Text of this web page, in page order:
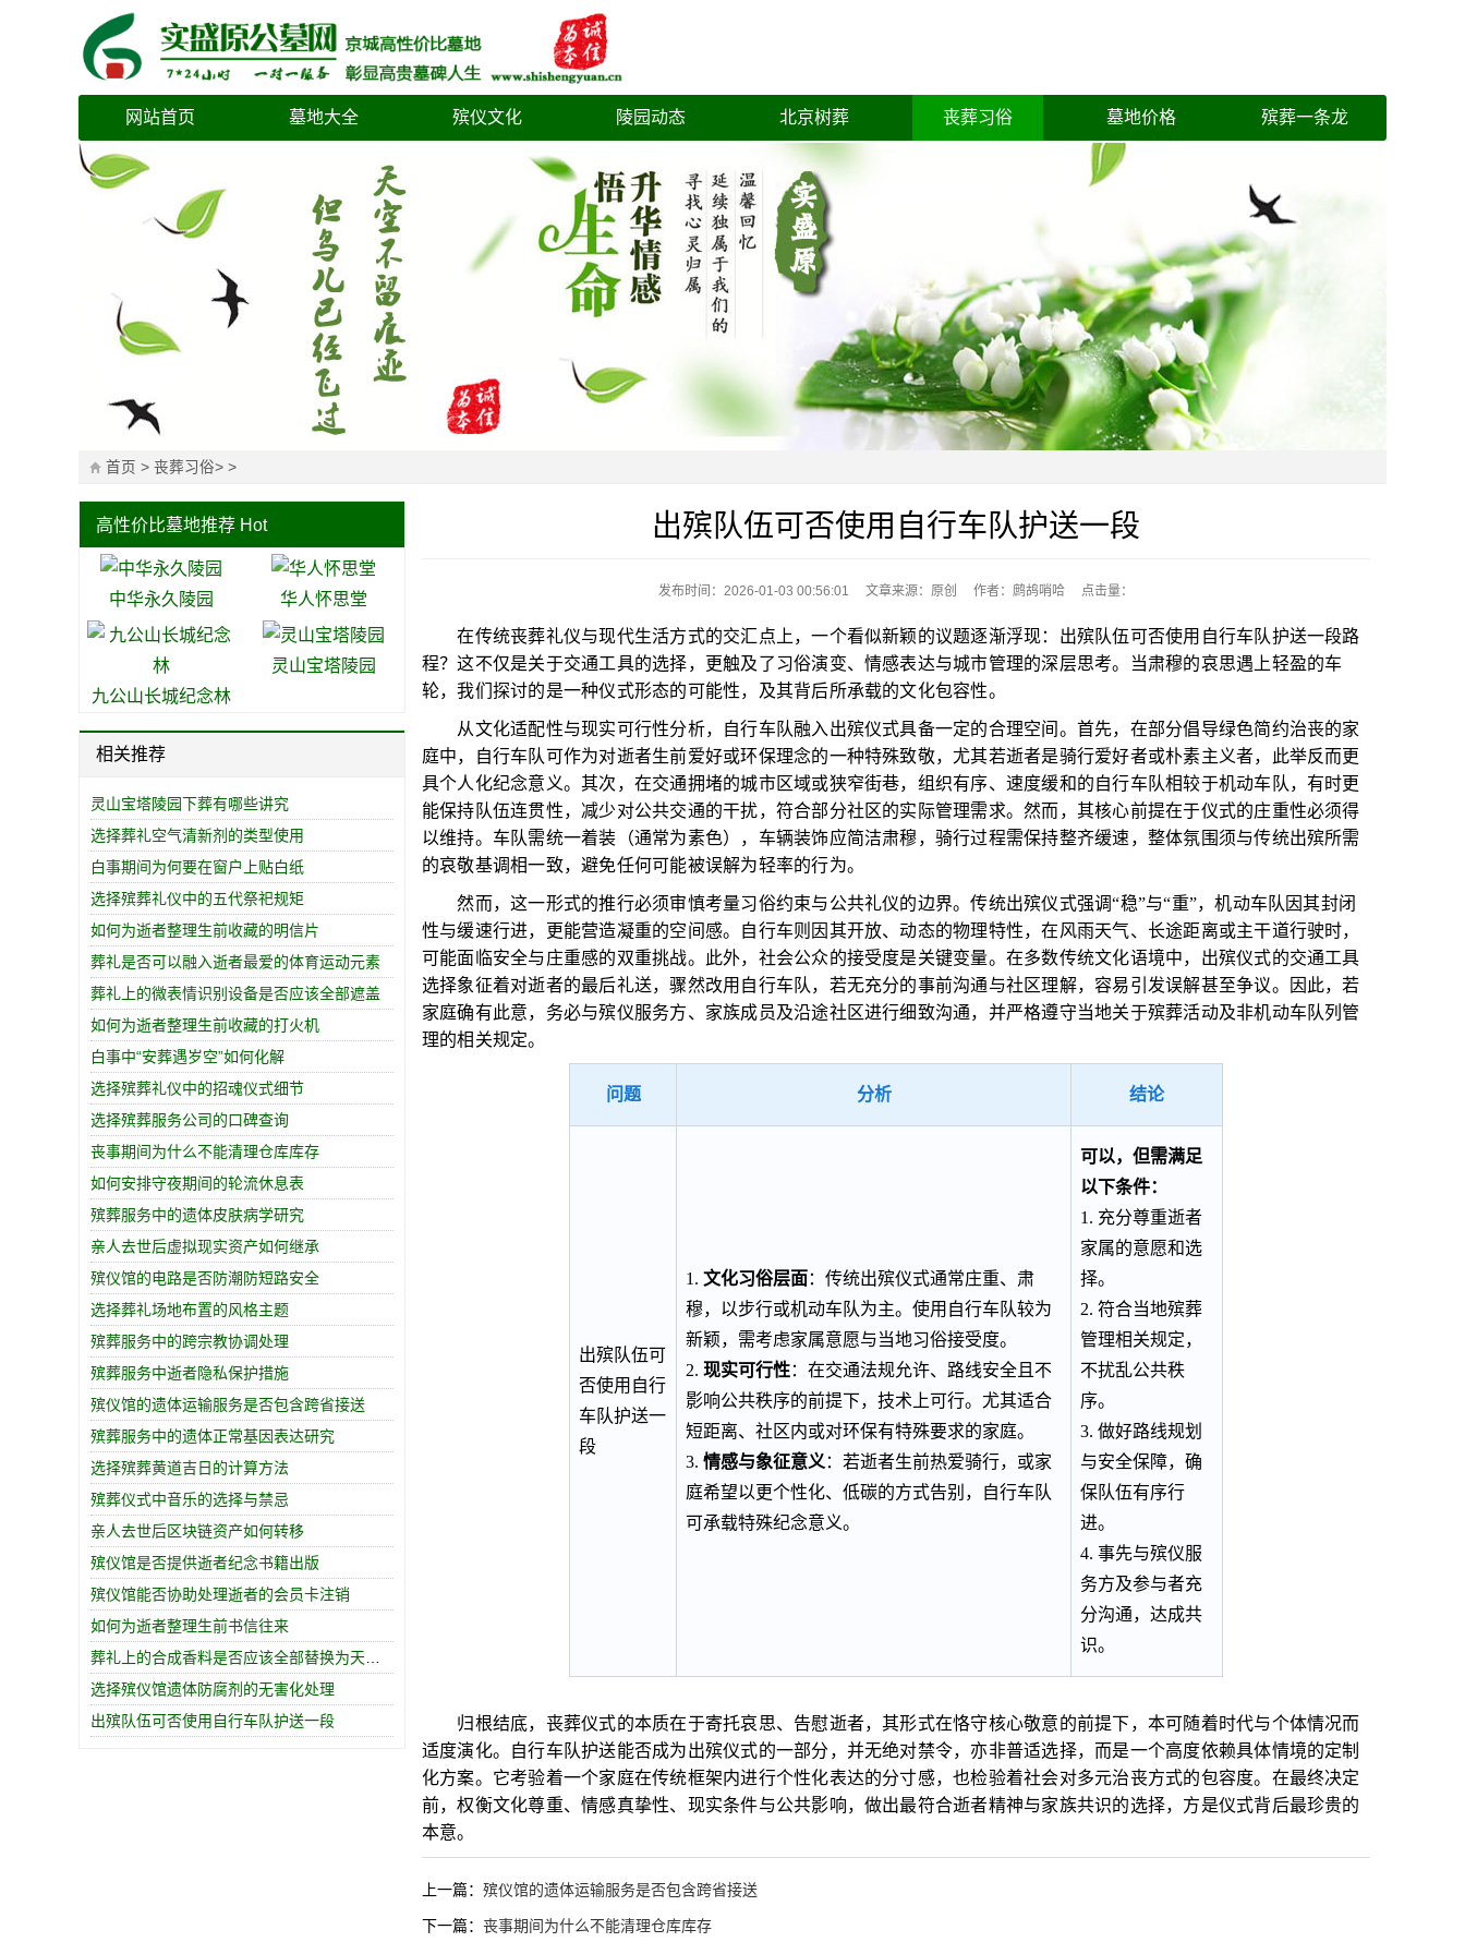
网站首页 墓地大全 殡仪文化 陵园动态 北京树葬 丧葬习俗 墓地价格 殡葬一条龙
首页 > 丧葬习俗> >
高性价比墓地推荐 Hot
中华永久陵园 华人怀思堂
九公山长城纪念林
灵山宝塔陵园
相关推荐
灵山宝塔陵园下葬有哪些讲究
选择葬礼空气清新剂的类型使用
白事期间为何要在窗户上贴白纸
选择殡葬礼仪中的五代祭祀规矩
如何为逝者整理生前收藏的明信片
葬礼是否可以融入逝者最爱的体育运动元素
葬礼上的微表情识别设备是否应该全部遮盖
如何为逝者整理生前收藏的打火机
白事中“安葬遇岁空”如何化解
选择殡葬礼仪中的招魂仪式细节
选择殡葬服务公司的口碑查询
丧事期间为什么不能清理仓库库存
如何安排守夜期间的轮流休息表
殡葬服务中的遗体皮肤病学研究
亲人去世后虚拟现实资产如何继承
殡仪馆的电路是否防潮防短路安全
选择葬礼场地布置的风格主题
殡葬服务中的跨宗教协调处理
殡葬服务中逝者隐私保护措施
殡仪馆的遗体运输服务是否包含跨省接送
殡葬服务中的遗体正常基因表达研究
选择殡葬黄道吉日的计算方法
殡葬仪式中音乐的选择与禁忌
亲人去世后区块链资产如何转移
殡仪馆是否提供逝者纪念书籍出版
殡仪馆能否协助处理逝者的会员卡注销
如何为逝者整理生前书信往来
葬礼上的合成香料是否应该全部替换为天然精油
选择殡仪馆遗体防腐剂的无害化处理
出殡队伍可否使用自行车队护送一段
出殡队伍可否使用自行车队护送一段
发布时间：2026-01-03 00:56:01 文章来源：原创 作者：鹧鸪哨哈 点击量：
在传统丧葬礼仪与现代生活方式的交汇点上，一个看似新颖的议题逐渐浮现：出殡队伍可否使用自行车队护送一段路
程？这不仅是关于交通工具的选择，更触及了习俗演变、情感表达与城市管理的深层思考。当肃穆的哀思遇上轻盈的车
轮，我们探讨的是一种仪式形态的可能性，及其背后所承载的文化包容性。
从文化适配性与现实可行性分析，自行车队融入出殡仪式具备一定的合理空间。首先，在部分倡导绿色简约治丧的家
庭中，自行车队可作为对逝者生前爱好或环保理念的一种特殊致敬，尤其若逝者是骑行爱好者或朴素主义者，此举反而更
具个人化纪念意义。其次，在交通拥堵的城市区域或狭窄街巷，组织有序、速度缓和的自行车队相较于机动车队，有时更
能保持队伍连贯性，减少对公共交通的干扰，符合部分社区的实际管理需求。然而，其核心前提在于仪式的庄重性必须得
以维持。车队需统一着装（通常为素色），车辆装饰应简洁肃穆，骑行过程需保持整齐缓速，整体氛围须与传统出殡所需
的哀敬基调相一致，避免任何可能被误解为轻率的行为。
然而，这一形式的推行必须审慎考量习俗约束与公共礼仪的边界。传统出殡仪式强调“稳”与“重”，机动车队因其封闭
性与缓速行进，更能营造凝重的空间感。自行车则因其开放、动态的物理特性，在风雨天气、长途距离或主干道行驶时，
可能面临安全与庄重感的双重挑战。此外，社会公众的接受度是关键变量。在多数传统文化语境中，出殡仪式的交通工具
选择象征着对逝者的最后礼送，骤然改用自行车队，若无充分的事前沟通与社区理解，容易引发误解甚至争议。因此，若
家庭确有此意，务必与殡仪服务方、家族成员及沿途社区进行细致沟通，并严格遵守当地关于殡葬活动及非机动车队列管
理的相关规定。
问题 分析 结论
出殡队伍可
否使用自行
车队护送一
段
1. 文化习俗层面：传统出殡仪式通常庄重、肃
穆，以步行或机动车队为主。使用自行车队较为
新颖，需考虑家属意愿与当地习俗接受度。
2. 现实可行性：在交通法规允许、路线安全且不
影响公共秩序的前提下，技术上可行。尤其适合
短距离、社区内或对环保有特殊要求的家庭。
3. 情感与象征意义 ：若逝者生前热爱骑行，或家
庭希望以更个性化、低碳的方式告别，自行车队
可承载特殊纪念意义。
可以，但需满足
以下条件：
1. 充分尊重逝者
家属的意愿和选
择。
2. 符合当地殡葬
管理相关规定，
不扰乱公共秩
序。
3. 做好路线规划
与安全保障，确
保队伍有序行
进。
4. 事先与殡仪服
务方及参与者充
分沟通，达成共
识。
归根结底，丧葬仪式的本质在于寄托哀思、告慰逝者，其形式在恪守核心敬意的前提下，本可随着时代与个体情况而
适度演化。自行车队护送能否成为出殡仪式的一部分，并无绝对禁令，亦非普适选择，而是一个高度依赖具体情境的定制
化方案。它考验着一个家庭在传统框架内进行个性化表达的分寸感，也检验着社会对多元治丧方式的包容度。在最终决定
前，权衡文化尊重、情感真挚性、现实条件与公共影响，做出最符合逝者精神与家族共识的选择，方是仪式背后最珍贵的
本意。
上一篇： 殡仪馆的遗体运输服务是否包含跨省接送
下一篇： 丧事期间为什么不能清理仓库库存